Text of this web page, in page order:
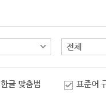
한글 맞춤법 표준어